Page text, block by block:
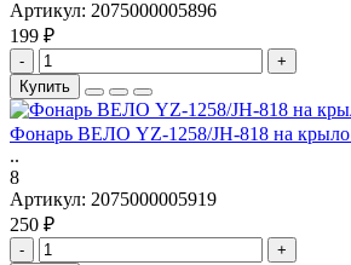
Артикул: 2075000005896
199 ₽
-
+
Купить
Фонарь ВЕЛО YZ-1258/JH-818 на крыло
..
8
Артикул: 2075000005919
250 ₽
-
+